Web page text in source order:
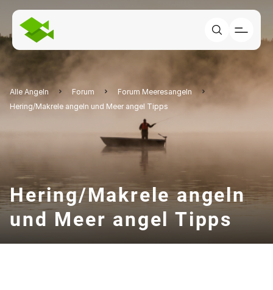
Alle Angeln Forum
Forum Meeresangeln
Hering/Makrele angeln und Meer angel Tipps
Hering/Makrele angeln
und Meer angel Tipps